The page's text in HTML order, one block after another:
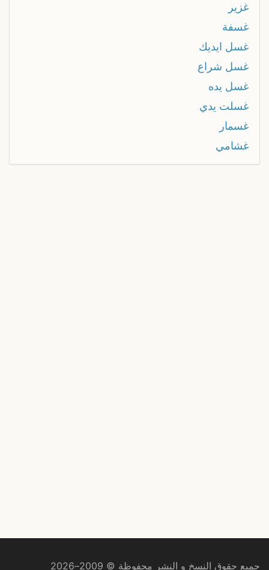
غزير
غسفة
غسل ايديك
غسل شراع
غسل يده
غسلت يدي
غسمار
غشامي
جميع حقوق النسخ و النشر محفوظة © 2009–2026